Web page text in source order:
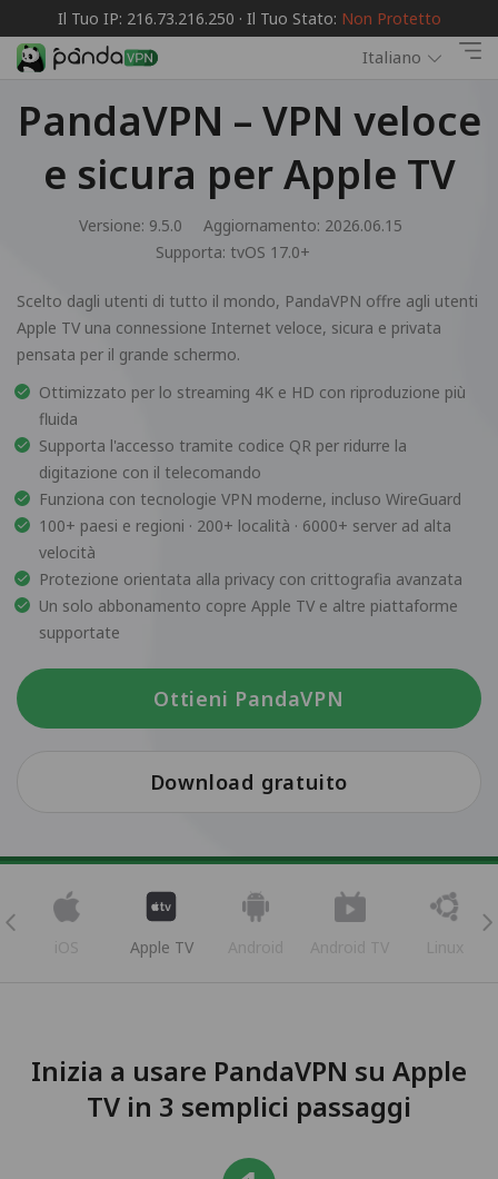
Il Tuo IP: 216.73.216.250 · Il Tuo Stato: Non Protetto
Italiano
PandaVPN – VPN veloce
e sicura per Apple TV
Versione: 9.5.0
Aggiornamento: 2026.06.15
Supporta: tvOS 17.0+
Scelto dagli utenti di tutto il mondo, PandaVPN offre agli utenti
Apple TV una connessione Internet veloce, sicura e privata
pensata per il grande schermo.
Ottimizzato per lo streaming 4K e HD con riproduzione più
fluida
Supporta l'accesso tramite codice QR per ridurre la
digitazione con il telecomando
Funziona con tecnologie VPN moderne, incluso WireGuard
100+ paesi e regioni · 200+ località · 6000+ server ad alta
velocità
Protezione orientata alla privacy con crittografia avanzata
Un solo abbonamento copre Apple TV e altre piattaforme
supportate
Ottieni PandaVPN
Download gratuito
iOS Apple TV Android Android TV Linux
Inizia a usare PandaVPN su Apple
TV in 3 semplici passaggi